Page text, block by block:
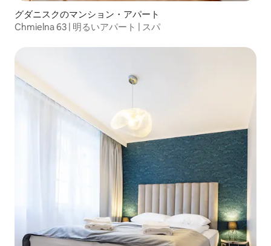
グダニスクのマンション・アパート
Chmielna 63 | 明るいアパート | スパ